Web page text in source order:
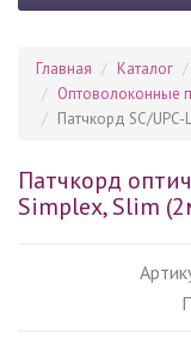
Главная Каталог
Оптоволоконные
Патчкорд SC/
Патчкорд
Simplex, Slim